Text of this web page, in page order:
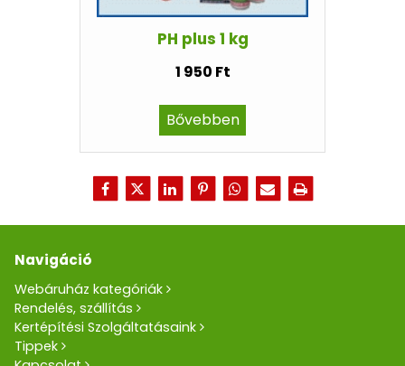
PH plus 1 kg
1 950 Ft
Bővebben
Navigáció
Webáruház kategóriák
Rendelés, szállítás
Kertépítési Szolgáltatásaink
Tippek